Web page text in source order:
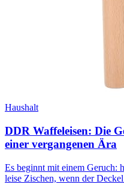
Haushalt
DDR Waffeleisen: Die
einer vergangenen Ära
Es beginnt mit einem Geruch:
leise Zischen, wenn der